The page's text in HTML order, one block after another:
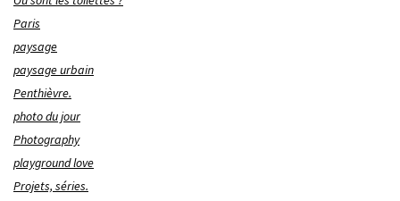
Paris
paysage
paysage urbain
Penthièvre.
photo du jour
Photography
playground love
Projets, séries.